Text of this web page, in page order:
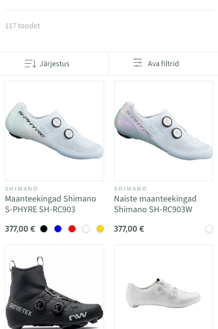
Tooted kategoorias Rattakingad ja varuosad
117 toodet
Järjestus Ava filtrid
SHIMANO
Maanteekingad Shimano
S-PHYRE SH-RC903
377,00 €
SHIMANO
Naiste maanteekingad
Shimano SH-RC903W
377,00 €